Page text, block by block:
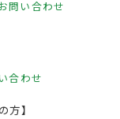
問い合わせ
合わせ
方】